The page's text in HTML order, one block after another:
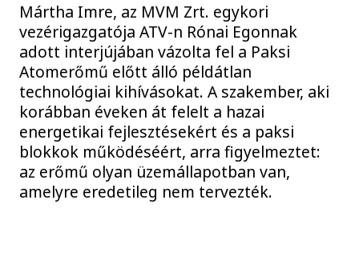
Mártha Imre, az MVM Zrt. egykori
vezérigazgatója ATV-n Rónai Egonnak
adott interjújában vázolta fel a Paksi
Atomerőmű előtt álló példátlan
technológiai kihívásokat. A szakember, aki
korábban éveken át felelt a hazai
energetikai fejlesztésekért és a paksi
blokkok működéséért, arra figyelmeztet:
az erőmű olyan üzemállapotban van,
amelyre eredetileg nem tervezték.